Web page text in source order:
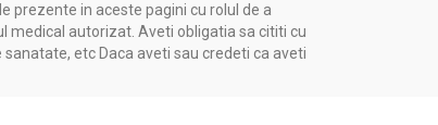
prezente in aceste pagini cu rolul de a
medical autorizat. Aveti obligatia sa cititi cu
etc Daca aveti sau credeti ca aveti